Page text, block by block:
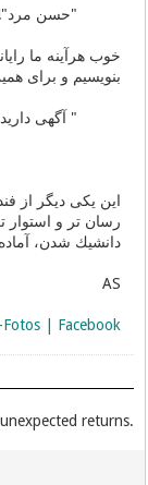
"حسن
خوب هرآینه ما
بنویسیم و برای
" آگهی
این یكی دیگر از
رسان تر و استوار
دانشیك شدن،
AS
| Facebook
.Unexpected places give you unexpected returns